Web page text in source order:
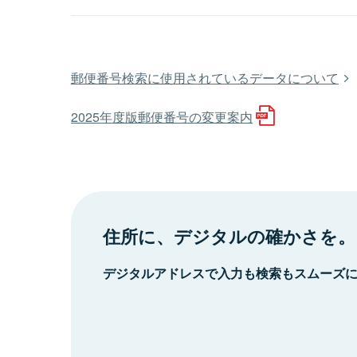
郵便番号検索に使用されているデータについて
2025年度版郵便番号の変更案内
住所に、デジタルの確かさを。
デジタルアドレスで入力も検索もスムーズ